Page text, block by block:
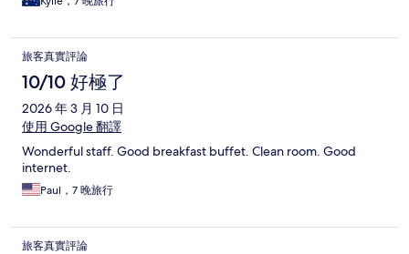
旅客真實評論
10/10 好極了
2026 年 3 月 10 日
使用 Google 翻譯
Wonderful staff. Good breakfast buffet. Clean room. Good
internet.
Paul，7 晚旅行
旅客真實評論